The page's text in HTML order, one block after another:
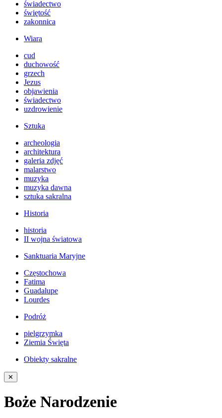
świadectwo
świętość
zakonnica
Wiara
cud
duchowość
grzech
Jezus
objawienia
świadectwo
uzdrowienie
Sztuka
archeologia
architektura
galeria zdjęć
malarstwo
muzyka
muzyka dawna
sztuka sakralna
Historia
historia
II wojna światowa
Sanktuaria Maryjne
Częstochowa
Fatima
Guadalupe
Lourdes
Podróż
pielgrzymka
Ziemia Święta
Obiekty sakralne
✕
Boże Narodzenie